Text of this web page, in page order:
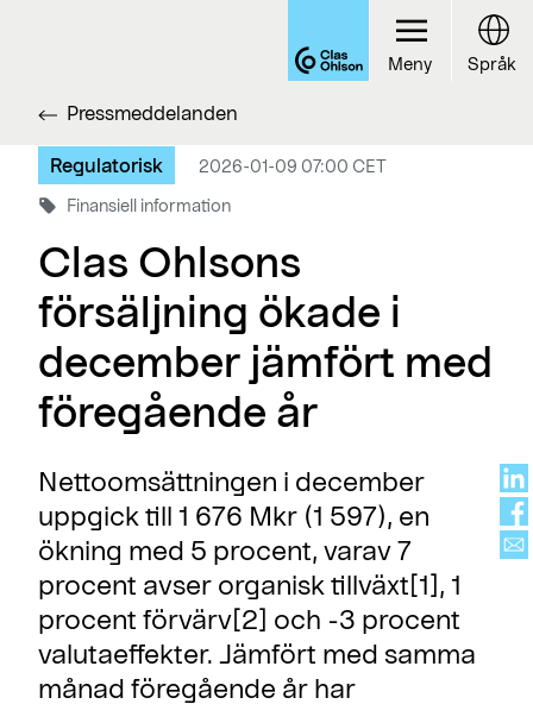
Pressmeddelanden
Regulatorisk
2026-01-09 07:00 CET
Finansiell information
Clas Ohlsons
försäljning ökade i
december jämfört med
föregående år
Nettoomsättningen i december
uppgick till 1 676 Mkr (1 597), en
ökning med 5 procent, varav 7
procent avser organisk tillväxt[1], 1
procent förvärv[2] och -3 procent
valutaeffekter. Jämfört med samma
månad föregående år har
Meny Språk